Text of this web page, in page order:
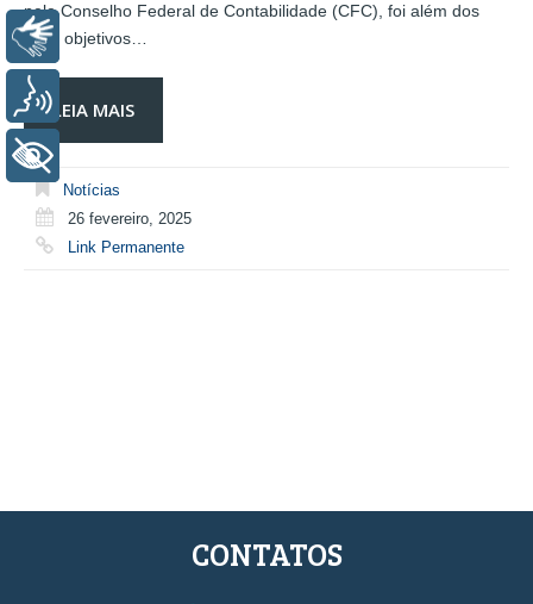
pelo Conselho Federal de Contabilidade (CFC), foi além dos
seus objetivos…
LEIA MAIS
Notícias
26 fevereiro, 2025
Link Permanente
CONTATOS
Libras